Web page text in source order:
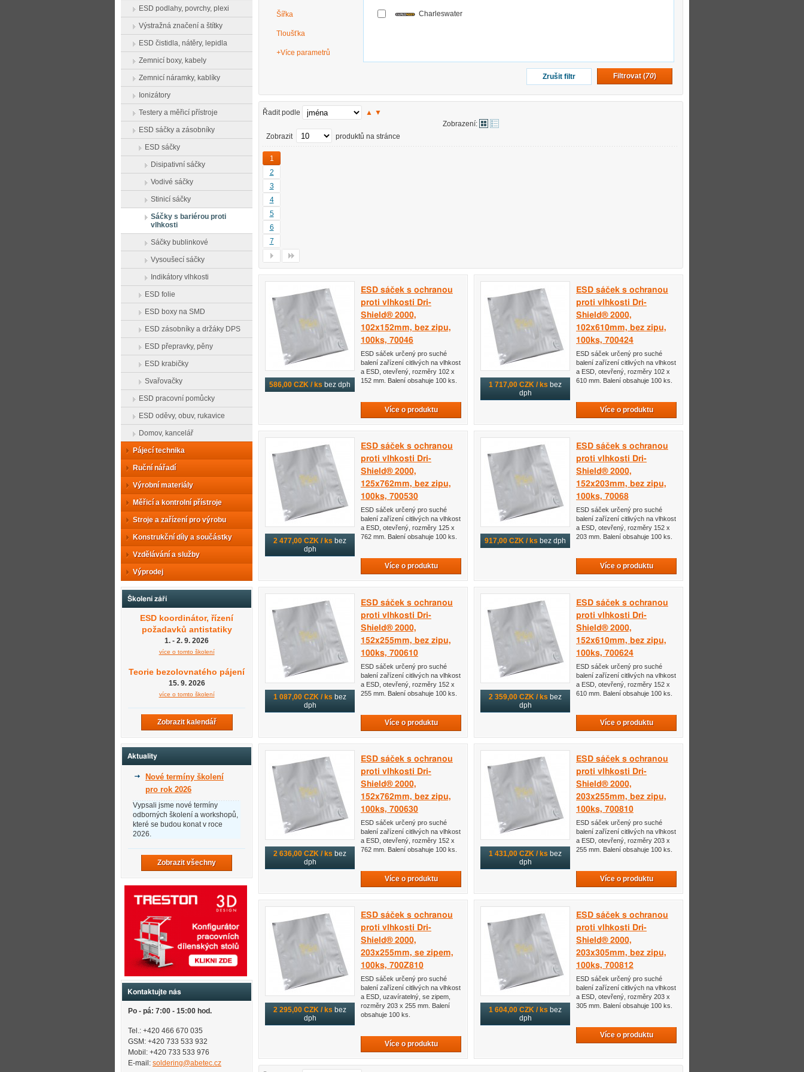
Šířka
Tloušťka
+Více parametrů
Charleswater
Zrušit filtr Filtrovat (70)
Řadit podle ▲ ▼
Zobrazení:
Zobrazit
produktů na stránce
1
2
3
4
5
6
7
586,00 CZK / ks bez dph
ESD sáček s ochranou
proti vlhkosti Dri-
Shield® 2000,
102x152mm, bez zipu,
100ks, 70046
ESD sáček určený pro suché
balení zařízení citlivých na vlhkost
a ESD, otevřený, rozměry 102 x
152 mm. Balení obsahuje 100 ks.
Více o produktu
1 717,00 CZK / ks bez
dph
ESD sáček s ochranou
proti vlhkosti Dri-
Shield® 2000,
102x610mm, bez zipu,
100ks, 700424
ESD sáček určený pro suché
balení zařízení citlivých na vlhkost
a ESD, otevřený, rozměry 102 x
610 mm. Balení obsahuje 100 ks.
Více o produktu
2 477,00 CZK / ks bez
dph
ESD sáček s ochranou
proti vlhkosti Dri-
Shield® 2000,
125x762mm, bez zipu,
100ks, 700530
ESD sáček určený pro suché
balení zařízení citlivých na vlhkost
a ESD, otevřený, rozměry 125 x
762 mm. Balení obsahuje 100 ks.
Více o produktu
917,00 CZK / ks bez dph
ESD sáček s ochranou
proti vlhkosti Dri-
Shield® 2000,
152x203mm, bez zipu,
100ks, 70068
ESD sáček určený pro suché
balení zařízení citlivých na vlhkost
a ESD, otevřený, rozměry 152 x
203 mm. Balení obsahuje 100 ks.
Více o produktu
1 087,00 CZK / ks bez
dph
ESD sáček s ochranou
proti vlhkosti Dri-
Shield® 2000,
152x255mm, bez zipu,
100ks, 700610
ESD sáček určený pro suché
balení zařízení citlivých na vlhkost
a ESD, otevřený, rozměry 152 x
255 mm. Balení obsahuje 100 ks.
Více o produktu
2 359,00 CZK / ks bez
dph
ESD sáček s ochranou
proti vlhkosti Dri-
Shield® 2000,
152x610mm, bez zipu,
100ks, 700624
ESD sáček určený pro suché
balení zařízení citlivých na vlhkost
a ESD, otevřený, rozměry 152 x
610 mm. Balení obsahuje 100 ks.
Více o produktu
2 636,00 CZK / ks bez
dph
ESD sáček s ochranou
proti vlhkosti Dri-
Shield® 2000,
152x762mm, bez zipu,
100ks, 700630
ESD sáček určený pro suché
balení zařízení citlivých na vlhkost
a ESD, otevřený, rozměry 152 x
762 mm. Balení obsahuje 100 ks.
Více o produktu
1 431,00 CZK / ks bez
dph
ESD sáček s ochranou
proti vlhkosti Dri-
Shield® 2000,
203x255mm, bez zipu,
100ks, 700810
ESD sáček určený pro suché
balení zařízení citlivých na vlhkost
a ESD, otevřený, rozměry 203 x
255 mm. Balení obsahuje 100 ks.
Více o produktu
2 295,00 CZK / ks bez
dph
ESD sáček s ochranou
proti vlhkosti Dri-
Shield® 2000,
203x255mm, se zipem,
100ks, 700Z810
ESD sáček určený pro suché
balení zařízení citlivých na vlhkost
a ESD, uzavíratelný, se zipem,
rozměry 203 x 255 mm. Balení
obsahuje 100 ks.
Více o produktu
1 604,00 CZK / ks bez
dph
ESD sáček s ochranou
proti vlhkosti Dri-
Shield® 2000,
203x305mm, bez zipu,
100ks, 700812
ESD sáček určený pro suché
balení zařízení citlivých na vlhkost
a ESD, otevřený, rozměry 203 x
305 mm. Balení obsahuje 100 ks.
Více o produktu
ESD podlahy, povrchy, plexi
Výstražná značení a štítky
ESD čistidla, nátěry, lepidla
Zemnicí boxy, kabely
Zemnicí náramky, kablíky
Ionizátory
Testery a měřicí přístroje
ESD sáčky a zásobníky
ESD sáčky
Disipativní sáčky
Vodivé sáčky
Stinicí sáčky
Sáčky s bariérou proti
vlhkosti
Sáčky bublinkové
Vysoušecí sáčky
Indikátory vlhkosti
ESD folie
ESD boxy na SMD
ESD zásobníky a držáky DPS
ESD přepravky, pěny
ESD krabičky
Svařovačky
ESD pracovní pomůcky
ESD oděvy, obuv, rukavice
Domov, kancelář
Pájecí technika
Ruční nářadí
Výrobní materiály
Měřicí a kontrolní přístroje
Stroje a zařízení pro výrobu
Konstrukční díly a součástky
Vzdělávání a služby
Výprodej
Školení září
ESD koordinátor, řízení
požadavků antistatiky
1. - 2. 9. 2026
více o tomto školení
Teorie bezolovnatého pájení
15. 9. 2026
více o tomto školení
Zobrazit kalendář
Aktuality
Nové termíny školení
pro rok 2026
Vypsali jsme nové termíny
odborných školení a workshopů,
které se budou konat v roce
2026.
Zobrazit všechny
Kontaktujte nás
Po - pá: 7:00 - 15:00 hod.
Tel.: +420 466 670 035
GSM: +420 733 533 932
Mobil: +420 733 533 976
E-mail: soldering@abetec.cz